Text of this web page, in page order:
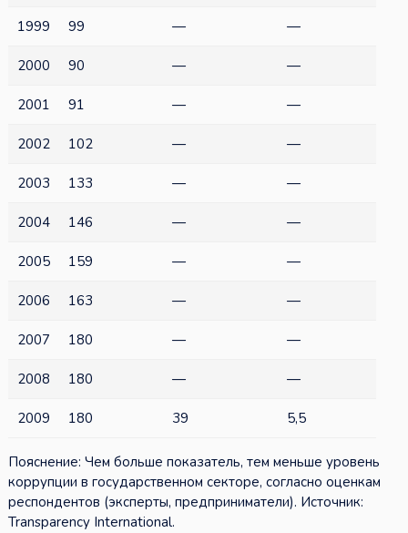
1999 99 — —
2000 90 — —
2001 91 — —
2002 102 — —
2003 133 — —
2004 146 — —
2005 159 — —
2006 163 — —
2007 180 — —
2008 180 — —
2009 180 39 5,5
Пояснение: Чем больше показатель, тем меньше уровень
коррупции в государственном секторе, согласно оценкам
респондентов (эксперты, предприниматели). Источник:
Transparency International.